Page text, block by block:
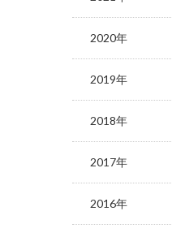
2020年
2019年
2018年
2017年
2016年